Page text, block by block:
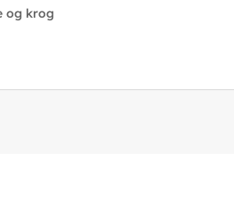
og krog